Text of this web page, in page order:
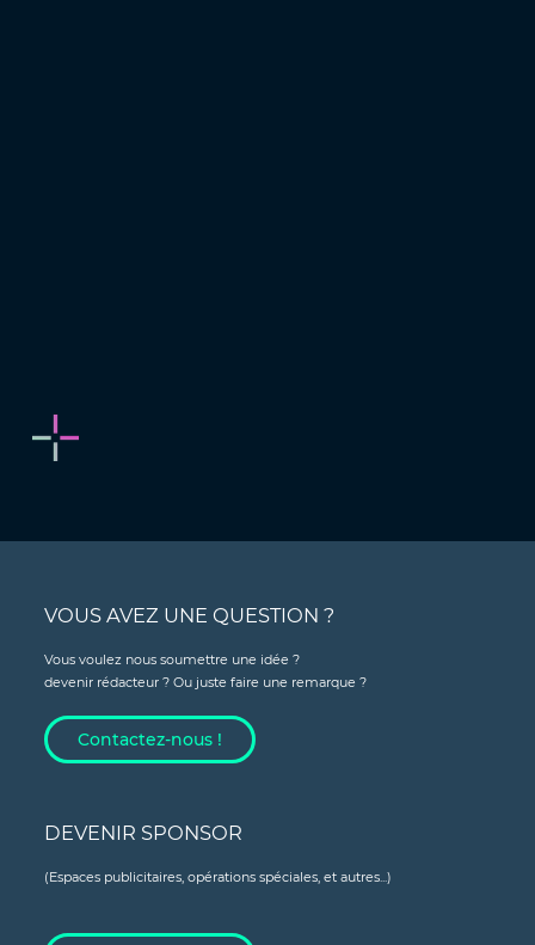
VOUS AVEZ UNE QUESTION ?
Vous voulez nous soumettre une idée ?
devenir rédacteur ? Ou juste faire une remarque ?
Contactez-nous !
DEVENIR SPONSOR
(Espaces publicitaires, opérations spéciales, et autres...)